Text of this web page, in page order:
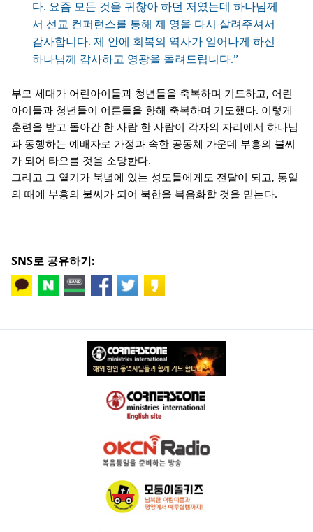
다. 요즘 모든 것을 귀찮아 하던 저였는데 하나님께
서 선교 컨퍼런스를 통해 제 영을 다시 살려주셔서
감사합니다. 제 안에 회복의 역사가 일어나게 하신
하나님께 감사하고 영광을 돌려드립니다.”
부모 세대가 어린아이들과 청년들을 축복하며 기도하고, 어린
아이들과 청년들이 어른들을 향해 축복하며 기도했다. 이렇게
훈련을 받고 돌아간 한 사람 한 사람이 각자의 자리에서 하나님
과 동행하는 예배자로 가정과 속한 공동체 가운데 부흥의 불씨
가 되어 타오를 것을 소망한다.
그리고 그 열기가 북녘에 있는 성도들에게도 전달이 되고, 통일
의 때에 부흥의 불씨가 되어 북한을 복음화할 것을 믿는다.
SNS로 공유하기: